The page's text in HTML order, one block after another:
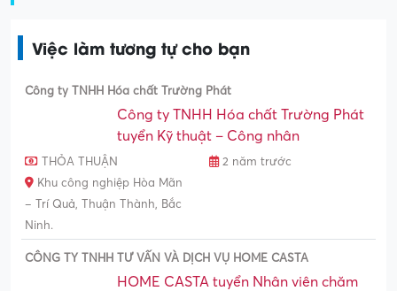
Việc làm tương tự cho bạn
Công ty TNHH Hóa chất Trường Phát
Công ty TNHH Hóa chất Trường Phát
tuyển Kỹ thuật – Công nhân
THỎA THUẬN
2 năm trước
Khu công nghiệp Hòa Mãn
– Trí Quả, Thuận Thành, Bắc
Ninh.
CÔNG TY TNHH TƯ VẤN VÀ DỊCH VỤ HOME CASTA
HOME CASTA tuyển Nhân viên chăm